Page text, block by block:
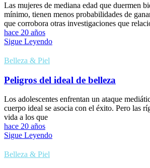
Las mujeres de mediana edad que duermen
mínimo, tienen menos probabilidades de
que corrobora otras investigaciones que
hace 20 años
Sigue Leyendo
Belleza & Piel
Peligros del ideal de belleza
Los adolescentes enfrentan un ataque
cuerpo ideal se asocia con el éxito. Pero las
vida a los que
hace 20 años
Sigue Leyendo
Belleza & Piel